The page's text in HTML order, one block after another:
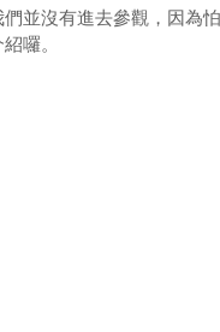
並沒有進去參觀，因為怕
囉。